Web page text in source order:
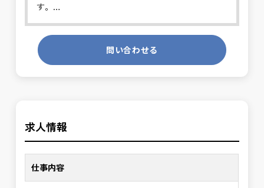
更などの支援を行います。
※基本的に、土日祝祭日は、休日となります。
＊受注が多く、増員募集しております。
か？
す。
https://youtube.com/channel/
発注者側の立場で業務を行う、やりがいのあるお仕
事です。
長期的にお仕事が出来る方を募集しております。
✅ストレスのない、上下関係を気にしなくてもよい
職場環境
✅「仕事のやりがい」と「賃金」のバランスを大切
に致します。
問い合わせる
求人情報
仕事内容